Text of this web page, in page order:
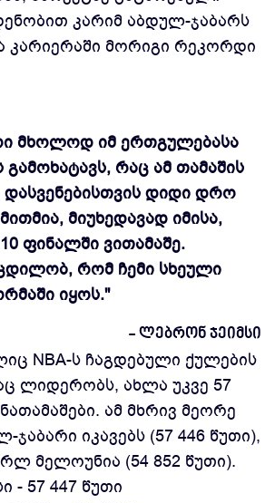
კარიმ აბდულ-ჯაბარს
კარიერაში მორიგი რეკორდი
მხოლოდ იმ ერთგულებასა
რაც ამ თამაშის
დასვენებისთვის დიდი დრო
მიუხედავად იმისა,
ფინალში ვითამაშე.
რომ ჩემი სხეული
იყოს.''
- ლებრონ ჯეიმსი
NBA-ს ჩაგდებული ქულების
ლიდერობს, ახლა უკვე 57
ამ მხრივ მეორე
იკავებს (57 446 წუთი),
მელოუნია (54 852 წუთი).
- 57 447 წუთი